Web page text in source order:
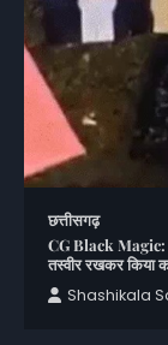
छत्तीसगढ़
CG Black Magic:
तस्वीर रखकर किया
Shashikala